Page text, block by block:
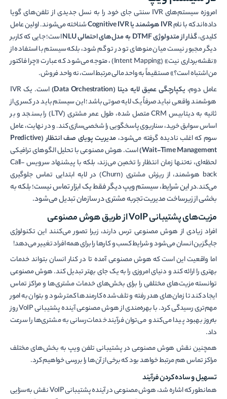
امروزه سیستم‌های IVR سنتی جای خود را به نسل جدیدی از تلفن‌های گویا
داده‌اند که با نامIVR هوشمند یا Cognitive IVR
شناخته می‌شوند. اولین عامل
کلیدی،گذار از متدولوژی DTMF به مدل‌های احتمالی NLU
است؛ جایی که کاربر
دیگر مجبور نیست میان منوهای تو در تو گم شود، بلکه سیستم با استفاده از
«نقشه‌برداری نیت» (Intent Mapping)، متوجه می‌شود که عبارت «چرا فاکتور
من اشتباه است؟» مستقیماً به واحد مالی مرتبط است، نه واحد فروش.
عامل دوم، یکپارچگی عمیق لایه دیتا (Data Orchestration)
است. یک IVR
هوشمند واقعی نباید صرفاً یک لایه صوتی باشد؛ این سیستم باید در کسری از
ثانیه به دیتابیس CRM متصل شده، طول عمر مشتری (LTV) را بسنجد و بر
اساس سوابق خرید، سناریوی پاسخگویی را شخصی‌سازی کند. و در نهایت، عامل
سوم که اغلب نادیده گرفته می‌شود،
مدیریت پویای صف انتظار (Predictive
Wait-Time Management) است. هوش مصنوعی با تحلیل الگوهای ترافیکی
لحظه‌ای، نه‌تنها زمان انتظار را تخمین می‌زند، بلکه با پیشنهاد سرویس Call-
back هوشمند، از ریزش مشتری (Churn) در لایه ابتدایی تماس جلوگیری
می‌کند.در این شرایط، سیستم ویپ دیگر فقط یک ابزار تماس نیست؛ بلکه به
بخشی از زیرساخت مدیریت تجربه مشتری در سازمان تبدیل می‌شود.
مزیت‌های پشتیبانی VoIP از طریق هوش مصنوعی
افراد زیادی از هوش مصنوعی ترس دارند، زیرا تصور می‌کنند این تکنولوژی
جایگزین انسان می‌شود و شرایط کسب و کارها را برای همه افراد تغییر می‌دهد!
اما واقعیت این است که هوش مصنوعی آمده تا در کنار انسان بتواند خدمات
بهتری را ارائه کند و دنیای امروزی را به یک جای بهتر تبدیل کند. هوش مصنوعی
توانسته مزیت‌های مختلفی را برای بخش‌های خدمات مشتری‌ها و مراکز تماس
ایجاد کند تا زمان‌های هدر رفته و تلف شده کارمند‌ها کمتر شود و بتوان به امور
مهم‌تری رسیدگی کرد. با بهره‌مندی از هوش مصنوعی آینده پشتیبانی VoIP روز
به‌روز بهبود پیدا می‌کند و می‌توان فرآیند خدمات‌رسانی به مشتری‌ها را سرعت
داد.
همچنین نقش هوش مصنوعی در پشتیبانی تلفن ویپ به بخش‌های مختلف
مراکز تماس هم مرتبط خواهد بود که برخی از آن‌ها را بررسی خواهیم کرد.
تسهیل و ساده کردن فرآیند
همانطور که اشاره شد، هوش مصنوعی در آینده پشتیبانی VoIP نقش به‌سزایی